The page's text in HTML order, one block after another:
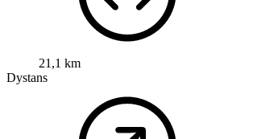
21,1 km
Dystans